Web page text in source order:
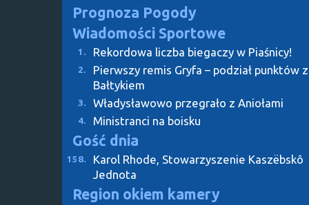
Prognoza Pogody
Wiadomości Sportowe
1. Rekordowa liczba biegaczy w Piaśnicy!
2.
Pierwszy remis Gryfa – podział punktów z
Bałtykiem
3. Władysławowo przegrało z Aniołami
4. Ministranci na boisku
Gość dnia
158.
Karol Rhode, Stowarzyszenie Kaszëbskô
Jednota
Region okiem kamery